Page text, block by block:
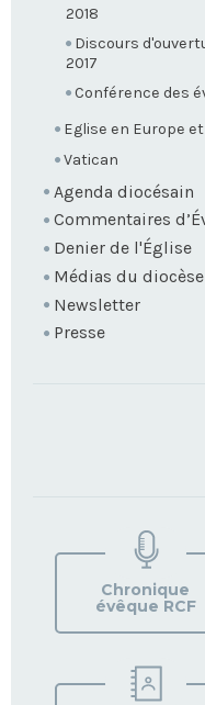
2018
Discours
2017
Conférence des
Eglise en Europe
Vatican
Agenda diocésain
Commentaires
Denier de l'Église
Médias du diocèse
Newsletter
Presse
Chronique
évêque RCF